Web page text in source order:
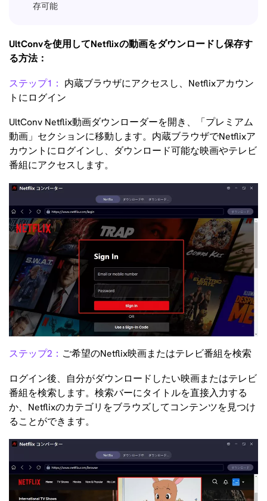
存可能
UltConvを使用してNetflixの動画をダウンロードし保存す
る方法：
ステップ1： 内蔵ブラウザにアクセスし、Netflixアカウン
トにログイン
UltConv Netflix動画ダウンローダーを開き、「プレミアム
動画」セクションに移動します。内蔵ブラウザでNetflixア
カウントにログインし、ダウンロード可能な映画やテレビ
番組にアクセスします。
ステップ2： ご希望のNetflix映画またはテレビ番組を検索
ログイン後、自分がダウンロードしたい映画またはテレビ
番組を検索します。検索バーにタイトルを直接入力する
か、Netflixのカテゴリをブラウズしてコンテンツを見つけ
ることができます。